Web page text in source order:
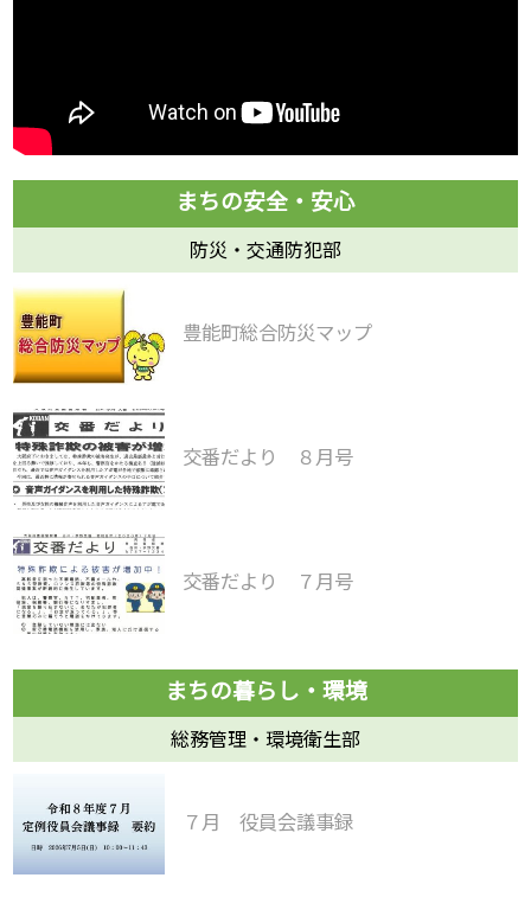
防災・交通防犯部
豊能町総合防災マップ
交番だより ８月号
交番だより ７月号
総務管理・環境衛生部
７月 役員会議事録